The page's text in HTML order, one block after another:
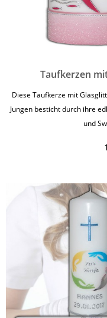
Taufkerzen
Diese Taufkerze mit
Jungen besticht durch ihre
und